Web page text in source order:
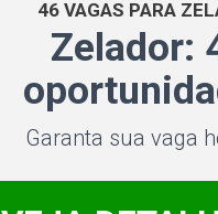
46 VAGAS PARA
Zelador:
Garanta sua vaga